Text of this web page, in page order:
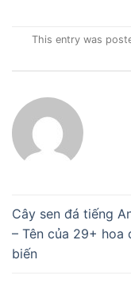
This entry was
Cây sen đá tiếng
– Tên của 29+ hoa
biến